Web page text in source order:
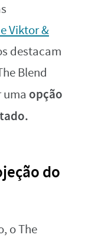
Viktor &
destacam
Blend
uma opção
do
o The